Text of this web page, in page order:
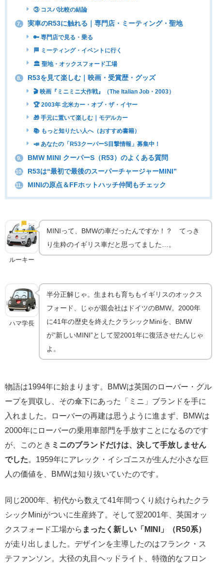
③ コスパ比較の結論
7. 実車のR53に触れる｜専門店・ミーティング・聖地
🔑 専門店で見る・乗る
🏁 ミーティング・イベントに行く
🏛 聖地・オックスフォード工場
8. R53を見て楽しむ｜映画・受賞歴・グッズ
🎬 映画『ミニミニ大作戦』（The Italian Job・2003）
🏆 2003年 北米カー・オブ・ザ・イヤー
🎁 手元に置いて楽しむ｜モデルカー
📚 もっと知りたい人へ（おすすめ書籍）
📣 あなたの「R53クーパーS目撃情報」募集中！
9. BMW MINI クーパーS（R53）のよくある質問
10. R53は“最初で最後のスーパーチャージャーMINI”
11. MINIの原点＆FFホットハッチ仲間もチェック
🏁 実車の魅力
ルーキー
MINIって、BMWの車だったんですか！？ てっき
り生粋のイギリス車だと思ってました…。
ハマ学長
半分正解じゃ。生まれも育ちもイギリスのオックス
フォード、じゃが親会社はドイツのBMW。2000年
に41年の歴史を終えたクラシックMiniを、BMW
が“新しいMINI”として翌2001年に復活させたんじゃ
よ。
物語は1994年に始まります。BMWは英国のローバー・グル
ープを買収し、その傘下にあった「ミニ」ブランドを手に
入れました。ローバーの再建は思うように進まず、BMWは
2000年にローバーの乗用車部門を手放すことになるのです
が、このとき ミニのブランドだけは、決して手放しません
でした。1959年にアレック・イシゴニスが生んだ小さな巨
人の価値を、BMWは知り抜いていたのです。
同じ2000年、初代から数えて41年間つくり続けられたクラ
シックMiniがついに生産終了。そして翌2001年、英国オッ
クスフォード工場から まったく新しい「MINI」（R50系）
が走り出しました。デザインを主導したのはフランク・ス
テファンソン。大径の丸目ヘッドライト、特徴的なフロン